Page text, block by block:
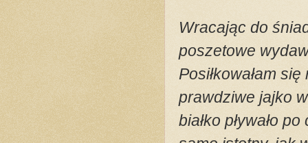
Wracając do
poszetowe
Posiłkowałam
prawdziwe jajko
białko pływało